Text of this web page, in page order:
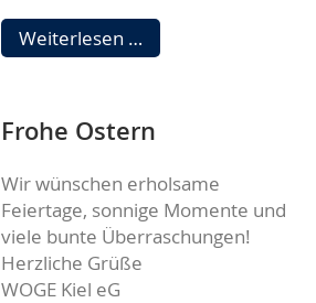
Weiterlesen … Mitarbeiter
im
gesucht
Frohe Ostern
Wir wünschen erholsame
Feiertage, sonnige Momente und
viele bunte Überraschungen!
Herzliche Grüße
WOGE Kiel eG